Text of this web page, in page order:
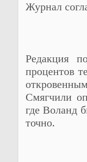
Журнал
Редакция
процентов
Смягчили
где Воланд
точно.